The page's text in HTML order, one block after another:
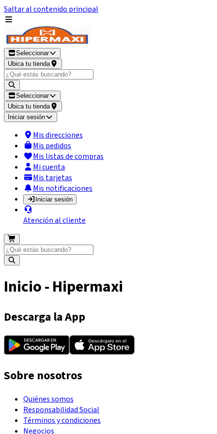
Saltar al contenido principal
Seleccionar
Ubica tu tienda
Seleccionar
Ubica tu tienda
Iniciar sesión
Mis direcciones
Mis pedidos
Mis listas de compras
Mi cuenta
Mis tarjetas
Mis notificaciones
Iniciar sesión
Atención al cliente
Inicio - Hipermaxi
Descarga la App
Sobre nosotros
Quiénes somos
Responsabilidad Social
Términos y condiciones
Negocios